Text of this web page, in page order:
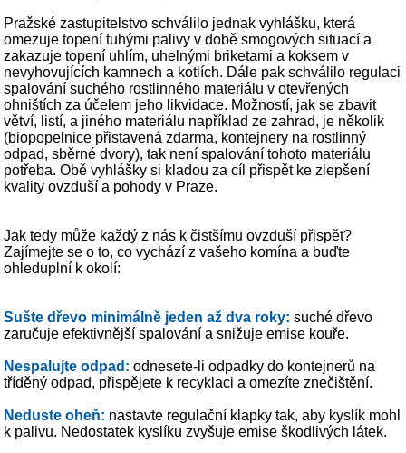
Pražské zastupitelstvo schválilo jednak vyhlášku, která
omezuje topení tuhými palivy v době smogových situací a
zakazuje topení uhlím, uhelnými briketami a koksem v
nevyhovujících kamnech a kotlích. Dále pak schválilo regulaci
spalování suchého rostlinného materiálu v otevřených
ohništích za účelem jeho likvidace. Možností, jak se zbavit
větví, listí, a jiného materiálu například ze zahrad, je několik
(biopopelnice přistavená zdarma, kontejnery na rostlinný
odpad, sběrné dvory), tak není spalování tohoto materiálu
potřeba. Obě vyhlášky si kladou za cíl přispět ke zlepšení
kvality ovzduší a pohody v Praze.
Jak tedy může každý z nás k čistšímu ovzduší přispět?
Zajímejte se o to, co vychází z vašeho komína a buďte
ohleduplní k okolí:
Sušte dřevo minimálně jeden až dva roky:suché dřevo
zaručuje efektivnější spalování a snižuje emise kouře.
Nespalujte odpad: odnesete-li odpadky do kontejnerů na
tříděný odpad, přispějete k recyklaci a omezíte znečištění.
Neduste oheň: nastavte regulační klapky tak, aby kyslík mohl
k palivu. Nedostatek kyslíku zvyšuje emise škodlivých látek.